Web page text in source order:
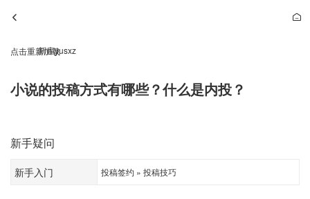
点击重新加载
新库yusxz
小说的投稿方式有哪些？什么是内投？
新手疑问
新手入门 投稿签约 » 投稿技巧